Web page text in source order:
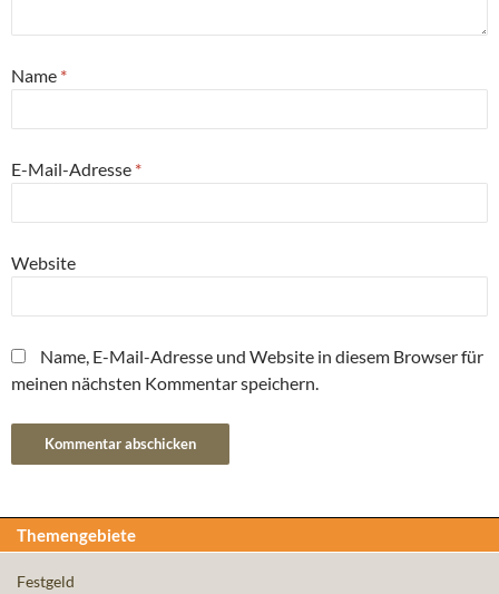
Name *
E-Mail-Adresse *
Website
Name, E-Mail-Adresse und Website in diesem Browser für
meinen nächsten Kommentar speichern.
Themengebiete
Festgeld